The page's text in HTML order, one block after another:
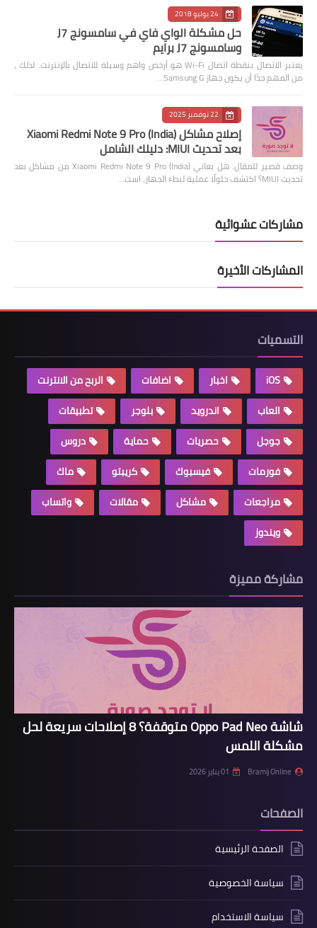
24 يوليو 2018
حل مشكلة الواي فاي في سامسونج J7
وسامسونج J7 برايم
يعتبر الاتصال بنقطة اتصال Wi-Fi هو أرخص واهم وسيلة للاتصال بالإنترنت. لذلك ،
من المهم جدًا أن يكون جهاز Samsung G…
22 نوفمبر 2025
إصلاح مشاكل Xiaomi Redmi Note 9 Pro (India)
بعد تحديث MIUI: دليلك الشامل
وصف قصير للمقال: هل يعاني Xiaomi Redmi Note 9 Pro (India) من مشاكل بعد
تحديث MIUI؟ اكتشف حلولًا عملية لبطء الجهاز، است…
مشاركات عشوائية
المشاركات الأخيرة
التسميات
iOS اخبار اضافات
الربح من الانترنت
العاب
اندرويد بلوجر
تطبيقات
جوجل
حصريات حماية
دروس
فورمات
فيسبوك كريبتو
ماك
مراجعات
مشاكل مقالات
واتساب
ويندوز
مشاركة مميزة
شاشة Oppo Pad Neo متوقفة؟ 8 إصلاحات سريعة لحل
مشكلة اللمس
Bramij Online 01 يناير 2026
الصفحات
الصفحة الرئيسية
سياسة الخصوصية
سياسة الاستخدام